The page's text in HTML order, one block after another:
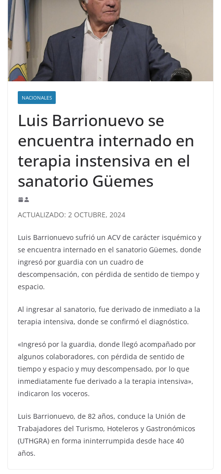
NACIONALES
Luis Barrionuevo se
encuentra internado en
terapia instensiva en el
sanatorio Güemes
ACTUALIZADO: 2 OCTUBRE, 2024
Luis Barrionuevo sufrió un ACV de carácter isquémico y
se encuentra internado en el sanatorio Güemes, donde
ingresó por guardia con un cuadro de
descompensación, con pérdida de sentido de tiempo y
espacio.
Al ingresar al sanatorio, fue derivado de inmediato a la
terapia intensiva, donde se confirmó el diagnóstico.
«Ingresó por la guardia, donde llegó acompañado por
algunos colaboradores, con pérdida de sentido de
tiempo y espacio y muy descompensado, por lo que
inmediatamente fue derivado a la terapia intensiva»,
indicaron los voceros.
Luis Barrionuevo, de 82 años, conduce la Unión de
Trabajadores del Turismo, Hoteleros y Gastronómicos
(UTHGRA) en forma ininterrumpida desde hace 40
años.